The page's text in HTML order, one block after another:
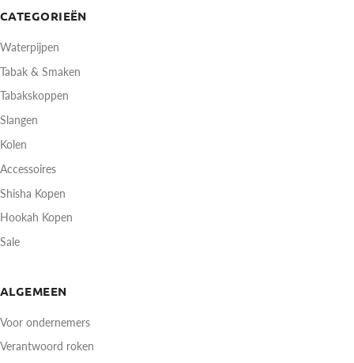
CATEGORIEËN
Waterpijpen
Tabak & Smaken
Tabakskoppen
Slangen
Kolen
Accessoires
Shisha Kopen
Hookah Kopen
Sale
ALGEMEEN
Voor ondernemers
Verantwoord roken